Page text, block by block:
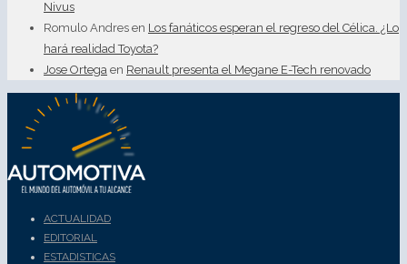
Nivus
Romulo Andres en Los fanáticos esperan el regreso del Célica. ¿Lo
hará realidad Toyota?
Jose Ortega en Renault presenta el Megane E-Tech renovado
ACTUALIDAD
EDITORIAL
ESTADISTICAS